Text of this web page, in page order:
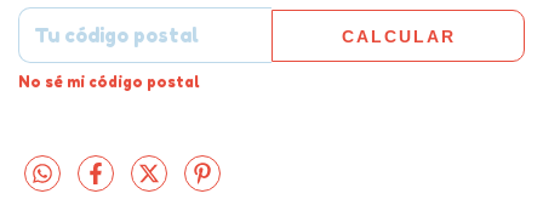
CALCULAR
No sé mi código postal